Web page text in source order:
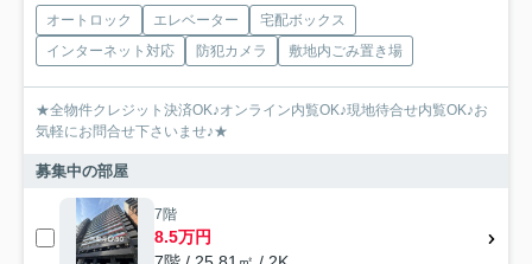
オートロック エレベーター
宅配ボックス
インターネット対応
防犯カメラ 敷地内ごみ置き場
★全物件クレジット決済OK♪オンライン内覧OK♪現地待合せ内覧OK♪お
気軽にお問合せ下さいませ♪★
募集中の部屋
7階
8.5万円